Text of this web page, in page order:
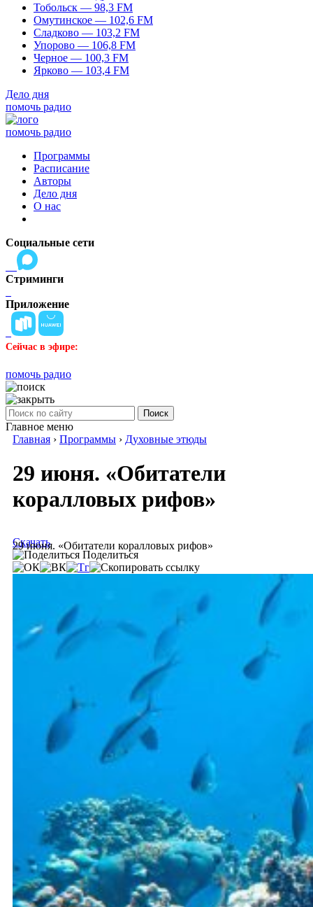
Тобольск — 98,3 FM
Омутинское — 102,6 FM
Сладково — 103,2 FM
Упорово — 106,8 FM
Черное — 100,3 FM
Ярково — 103,4 FM
Дело дня
помочь радио
помочь радио
Программы
Расписание
Авторы
Дело дня
О нас
Социальные сети
Стриминги
Приложение
Сейчас в эфире:
помочь радио
Поиск
Главное меню
Главная › Программы › Духовные этюды
29 июня. «Обитатели
коралловых рифов»
29 июня. «Обитатели коралловых рифов»
Скачать
Поделиться